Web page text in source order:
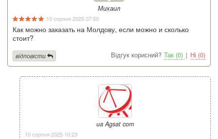
Михаил
10 серпня 2025 07:50
Как можно заказать на Молдову, если можно и сколько
стоит?
Відгук корисний? Так (0) | Ні (0)
відповісти
ua Agsat com
10 серпня 2025 10:23